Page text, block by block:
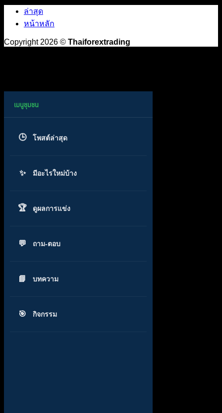
ล่าสุด
หน้าหลัก
Copyright 2026 © Thaiforextrading
โพสต์ล่าสุด
มีอะไรใหม่บ้าง
ดูผลการแข่ง
ถาม-ตอบ
บทความ
กิจกรรม